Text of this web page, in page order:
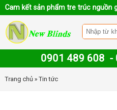
Cam kết sản phẩm tre trúc nguồn
0901 489 608 -
Trang chủ » Tin tức